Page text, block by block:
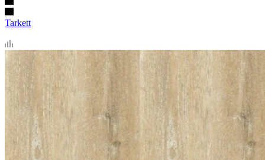
Tarkett